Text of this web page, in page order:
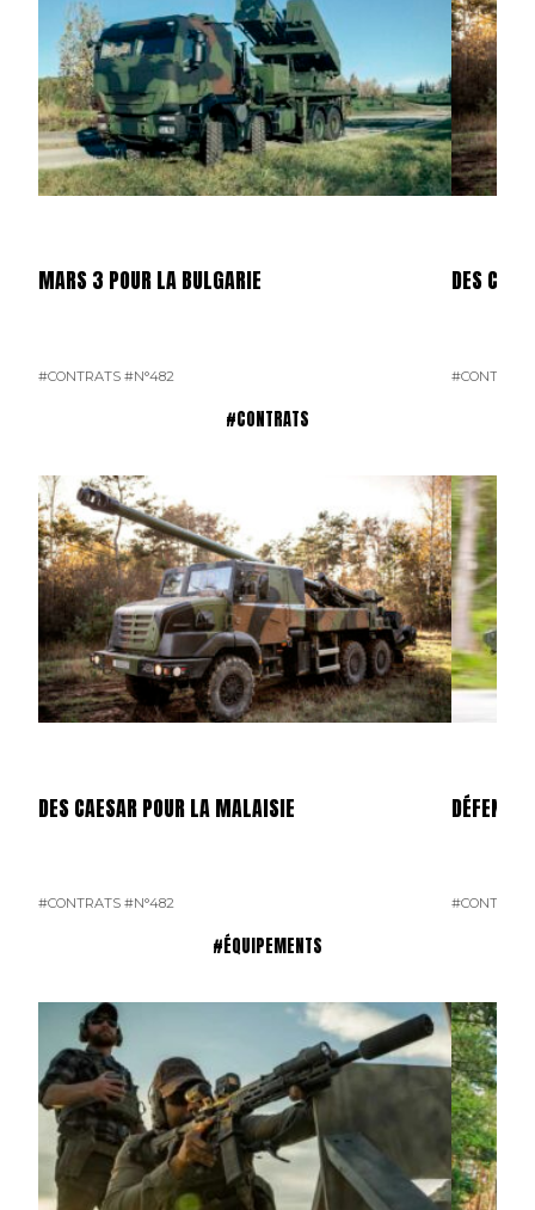
MARS 3 POUR LA BULGARIE
#CONTRATS #N°482
DES
#CONTRATS
#CONTRATS
DES CAESAR POUR LA MALAISIE
#CONTRATS #N°482
DÉFENSE
#CONTRATS
#ÉQUIPEMENTS